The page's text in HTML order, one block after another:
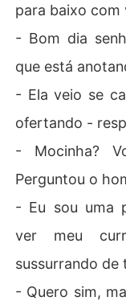
para baixo com
- Bom dia
que está
- Ela veio se
ofertando -
- Mocinha?
Perguntou o
- Eu sou uma
ver meu
sussurrando de
- Quero sim,